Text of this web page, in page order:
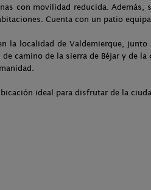
con movilidad reducida. Además,
Cuenta con un patio
la localidad de Valdemierque,
de camino de la sierra de Béjar y de
ideal para disfrutar de la